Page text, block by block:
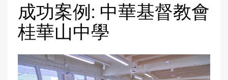
成功案例: 中華基督教會
桂華山中學